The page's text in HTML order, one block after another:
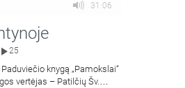
31:06
25
knygą „Pamokslai“
vertėjas – Patilčių Šv.